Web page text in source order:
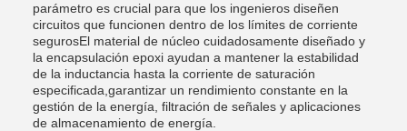
parámetro es crucial para que los ingenieros diseñen
circuitos que funcionen dentro de los límites de corriente
segurosEl material de núcleo cuidadosamente diseñado y
la encapsulación epoxi ayudan a mantener la estabilidad
de la inductancia hasta la corriente de saturación
especificada,garantizar un rendimiento constante en la
gestión de la energía, filtración de señales y aplicaciones
de almacenamiento de energía.